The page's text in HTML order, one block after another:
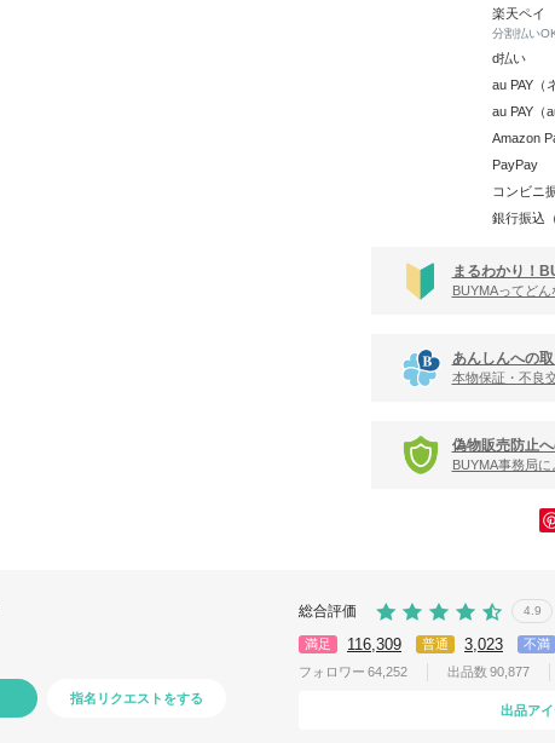
楽天ペイ
分割払い
d払い
au PAY（
au PAY（
Amazon
PayPay
コンビニ
銀行振込
まるわかり！
BUYMAってど
あんしんへの
本物保証・不良
偽物販売防止
BUYMA事務局
指名リクエストをする
総合評価 4.9
満足 116,309 普通 3,023 不満
フォロワー 64,252 出品数 90,877
出品ア